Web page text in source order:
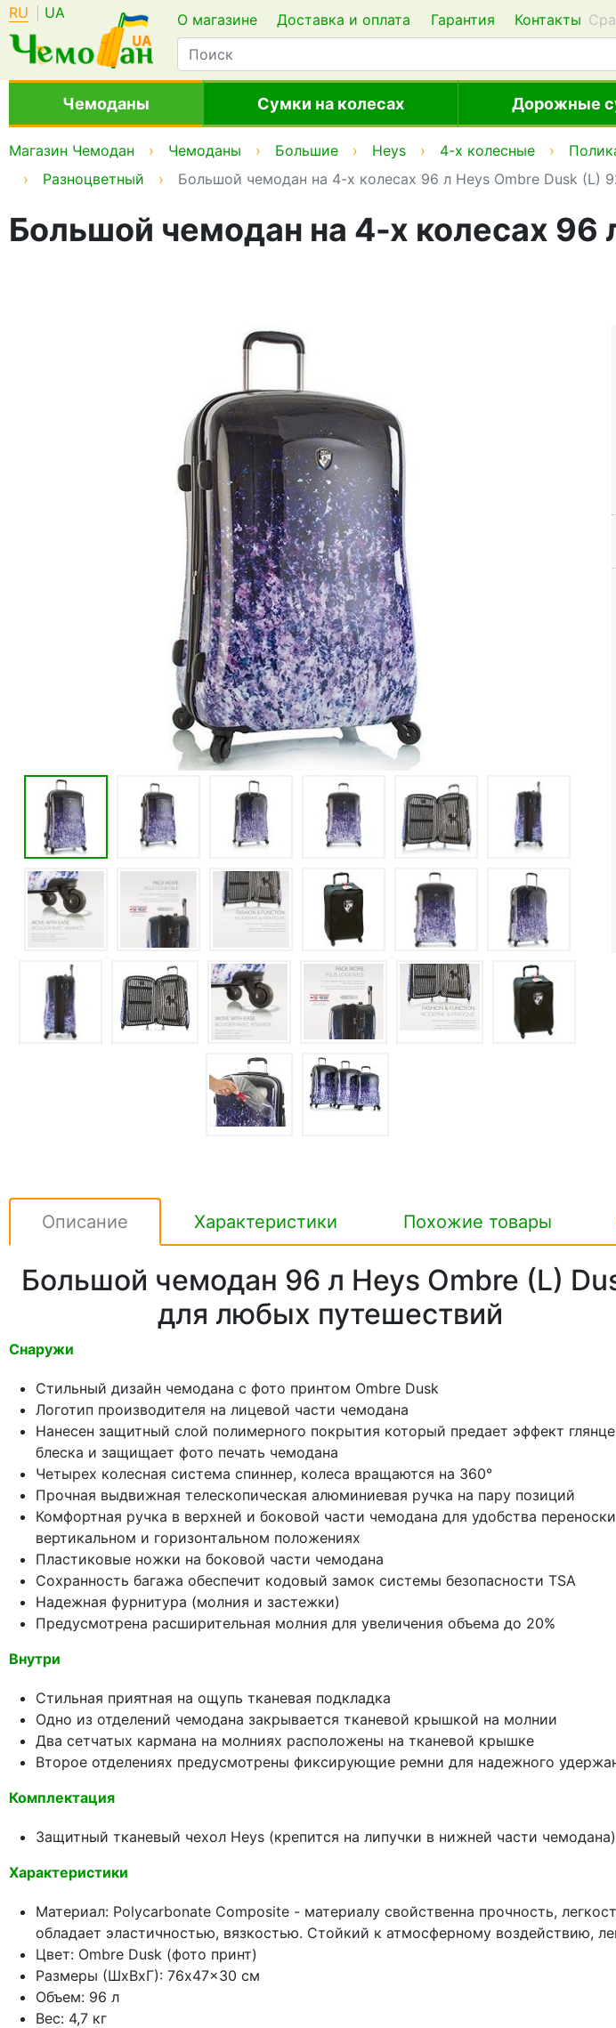
RU UA О магазине Доставка и оплата Гарантия Контакты
Чемоданы Сумки на колесах Дорожные
Магазин Чемодан Чемоданы Большие Heys 4-х колесные
Разноцветный
Большой чемодан на 4-х колесах 96 л Heys Ombre Dusk (L)
Большой чемодан на 4-х колесах 96
Описание Характеристики Похожие товары
Большой чемодан 96 л Heys Ombre (L)
для любых путешествий
Снаружи
Стильный дизайн чемодана с фото принтом Ombre Dusk
Логотип производителя на лицевой части чемодана
Нанесен защитный слой полимерного покрытия который предает эффект
блеска и защищает фото печать чемодана
Четырех колесная система спиннер, колеса вращаются на 360°
Прочная выдвижная телескопическая алюминиевая ручка на пару позиций
Комфортная ручка в верхней и боковой части чемодана для удобства
вертикальном и горизонтальном положениях
Пластиковые ножки на боковой части чемодана
Сохранность багажа обеспечит кодовый замок системы безопасности TSA
Надежная фурнитура (молния и застежки)
Предусмотрена расширительная молния для увеличения объема до 20%
Внутри
Стильная приятная на ощупь тканевая подкладка
Одно из отделений чемодана закрывается тканевой крышкой на молнии
Два сетчатых кармана на молниях расположены на тканевой крышке
Второе отделениях предусмотрены фиксирующие ремни для надежного
Комплектация
Защитный тканевый чехол Heys (крепится на липучки в нижней части чемодана)
Характеристики
Материал: Polycarbonate Composite - материалу свойственна прочность,
обладает эластичностью, вязкостью. Стойкий к атмосферному воздействию,
Цвет: Ombre Dusk (фото принт)
Размеры (ШхВхГ): 76x47x30 см
Объем: 96 л
Вес: 4,7 кг